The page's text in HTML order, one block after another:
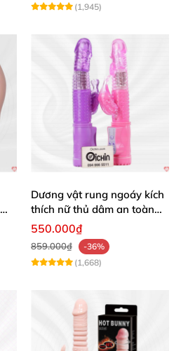
(1,945)
Dương vật rung ngoáy kích
thích nữ thủ dâm an toàn
cao cấp
550.000₫
859.000₫
-36%
(1,668)